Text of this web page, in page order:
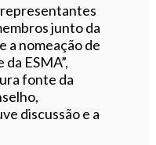
representantes
junto da
a nomeação de
ESMA”,
fonte da
discussão e a